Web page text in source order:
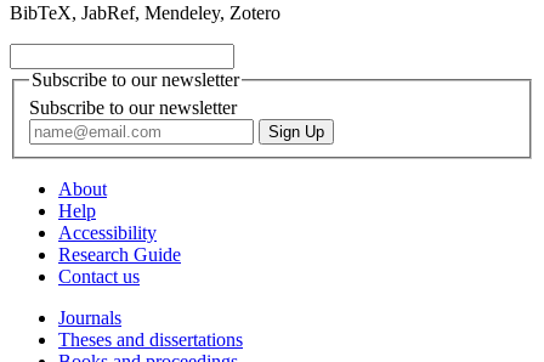
BibTeX, JabRef, Mendeley, Zotero
Subscribe to our newsletter
Subscribe to our newsletter
About
Help
Accessibility
Research Guide
Contact us
Journals
Theses and dissertations